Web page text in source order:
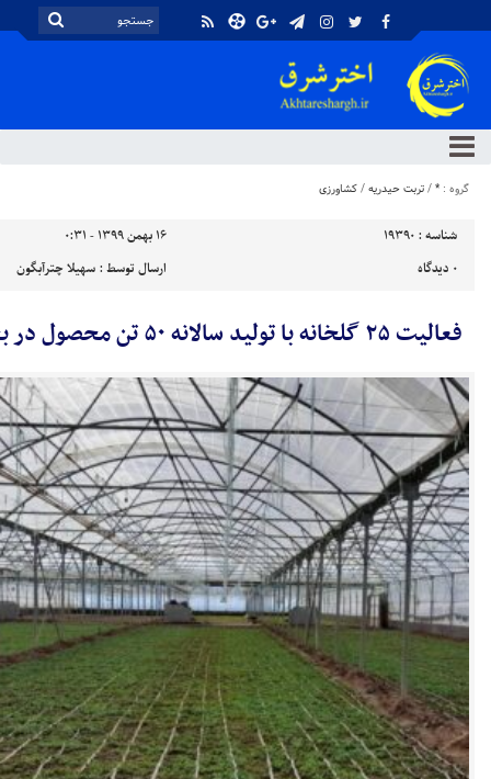
گروه : *
/تربت حیدریه/کشاورزی
شناسه : 19390
۱۶ بهمن ۱۳۹۹ - ۰:۳۱
۰ دیدگاه ارسال توسط : سهیلا چترآبگون
فعالیت ۲۵ گلخانه با تولید سالانه ۵۰ تن محصول در بخش رخ تربت حیدریه